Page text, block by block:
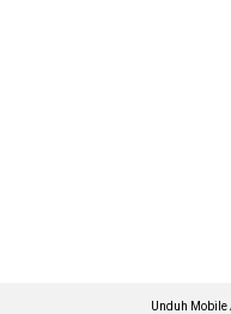
Unduh Mobile